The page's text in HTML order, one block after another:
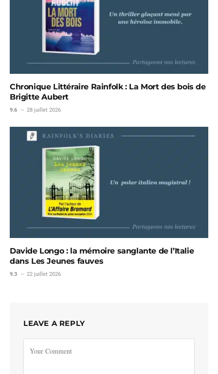
Chronique Littéraire Rainfolk : La Mort des bois de
Brigitte Aubert
9.6 28 juillet 2026
Davide Longo : la mémoire sanglante de l’Italie
dans Les Jeunes fauves
9.3 22 juillet 2026
LEAVE A REPLY